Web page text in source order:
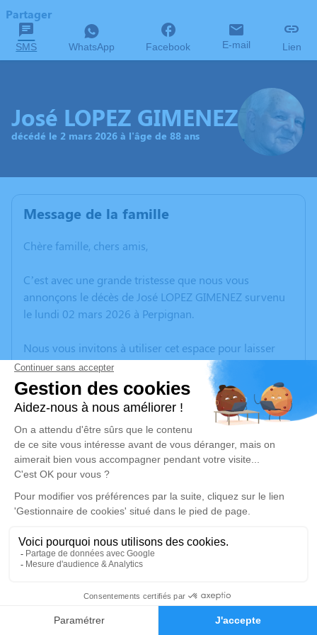
Faire-part Hommages
Partager
SMS WhatsApp Facebook E-mail Lien
José LOPEZ GIMENEZ
décédé le 2 mars 2026 à l'âge de 88 ans
Message de la famille
Chère famille, chers amis,
C’est avec une grande tristesse que nous vous
annonçons le décès de José LOPEZ GIMENEZ survenu
le lundi 02 mars 2026 à Perpignan.
Nous vous invitons à utiliser cet espace pour laisser
vos condoléances, partager des photos souvenirs, une
anecdote ou exprimer vos pensées à travers des
poèmes ou des textes. Cet endroit est un lieu
d'expression dédié à honorer la mémoire de José
LOPEZ GIMENEZ.
Un service de plantation d’arbre hommage est
disponible ici.
Je rends hommage
Cérémonie religieuse
Crématorium de Canet-en-Roussillon
196 Avenue de Perpignan